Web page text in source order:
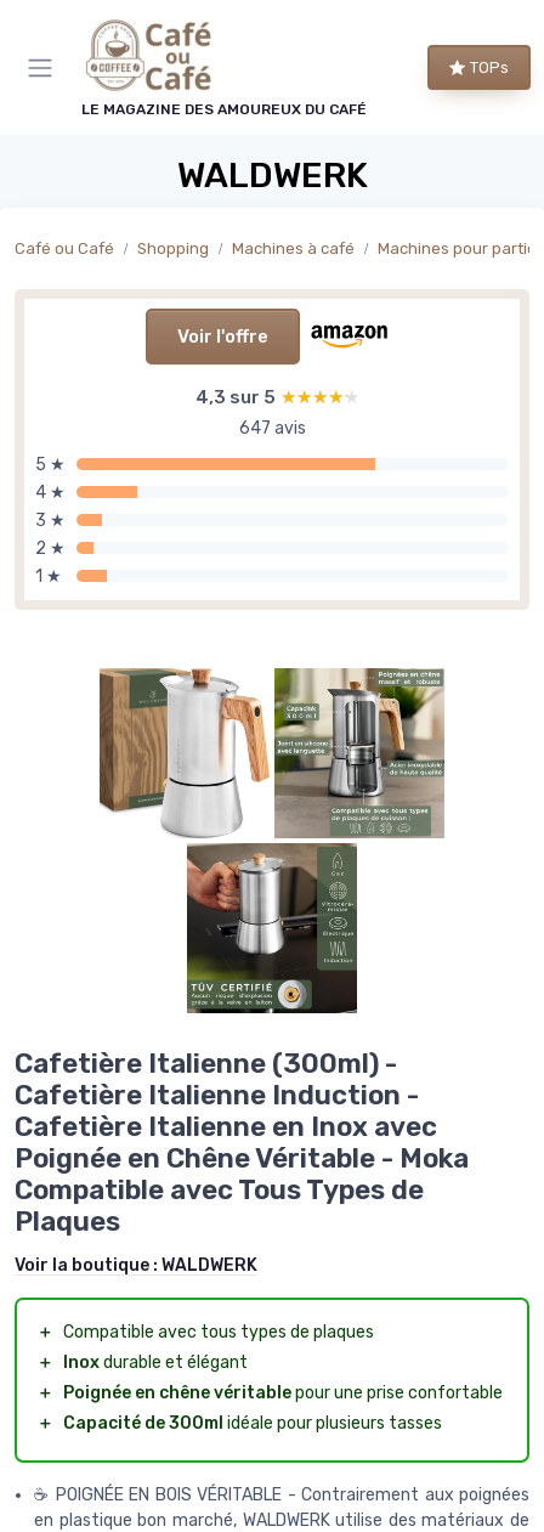
LE MAGAZINE DES AMOUREUX DU CAFÉ
TOPs
WALDWERK
Café ou Café Shopping Machines à café Machines pour
Voir l'offre
4,3 sur 5 ★★★★★
★★★★★
647 avis
5 ★
4 ★
3 ★
2 ★
1 ★
Cafetière Italienne (300ml) -
Cafetière Italienne Induction -
Cafetière Italienne en Inox avec
Poignée en Chêne Véritable - Moka
Compatible avec Tous Types de
Plaques
Voir la boutique : WALDWERK
＋ Compatible avec tous types de plaques
＋
Inoxdurable et élégant
＋
Poignée en chêne véritablepour une prise confortable
＋
Capacité de 300ml idéale pour plusieurs tasses
☕ POIGNÉE EN BOIS VÉRITABLE - Contrairement aux poignées
en plastique bon marché, WALDWERK utilise des matériaux de
Panneau de gestion des cookies